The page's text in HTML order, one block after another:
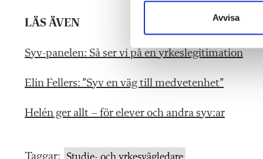
s
v
l
Avvisa
LÄS ÄVEN
Syv-panelen: Så ser vi på en yrkeslegitimation
Elin Fellers: ”Syv en väg till medvetenhet”
Helén ger allt – för elever och andra syv:ar
Taggar: